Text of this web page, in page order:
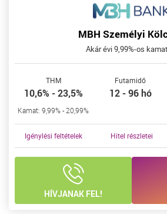
MBH Személyi
Akár évi 9,99%-os
THM
10,6% - 23,5%
Kamat: 9,99% - 20,99%
Futamidő
12 - 96 hó
Igénylési feltételek Hitel részletei
HÍVJANAK FEL!